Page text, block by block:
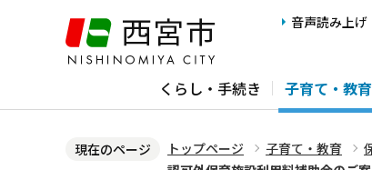
ジ
音声読み上
くらし・手続き 子育て・教育
現在のページ トップページ 子育て・教育